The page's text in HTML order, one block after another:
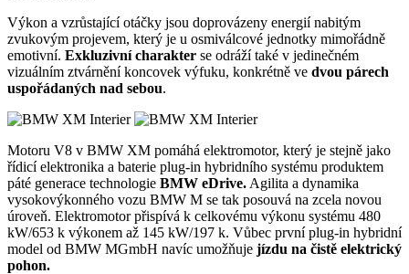
Výkon a vzrůstající otáčky jsou doprovázeny energií nabitým
zvukovým projevem, který je u osmiválcové jednotky mimořádně
emotivní. Exkluzivní charakter se odráží také v jedinečném
vizuálním ztvárnění koncovek výfuku, konkrétně ve dvou párech
uspořádaných nad sebou.
Motoru V8 v BMW XM pomáhá elektromotor, který je stejně jako
řídicí elektronika a baterie plug-in hybridního systému produktem
páté generace technologie BMW eDrive. Agilita a dynamika
vysokovýkonného vozu BMW M se tak posouvá na zcela novou
úroveň. Elektromotor přispívá k celkovému výkonu systému 480
kW/653 k výkonem až 145 kW/197 k. Vůbec první plug-in hybridní
model od BMW MGmbH navíc umožňuje jízdu na čistě elektrický
pohon.